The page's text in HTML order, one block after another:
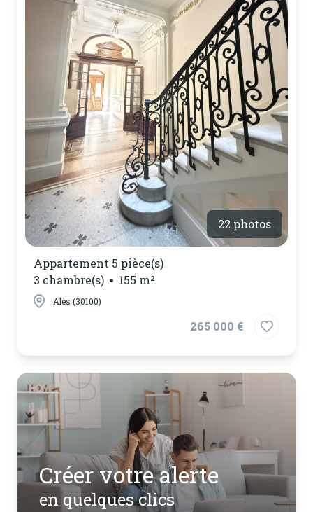
22 photos
Appartement 5 pièce(s)
3 chambre(s)
155 m²
Alès (30100)
265 000 €
Créer votre alerte
en quelques clics